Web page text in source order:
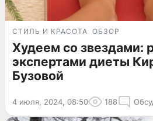
СТИЛЬ И КРАСОТА ОБЗОР
Худеем со звездами:
экспертами диеты
Бузовой
4 июля, 2024, 08:50 188